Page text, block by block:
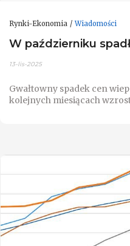
Rynki-Ekonomia Wiadomości
W październiku
13-lis-2025
Gwałtowny spadek cen
kolejnych miesiącach